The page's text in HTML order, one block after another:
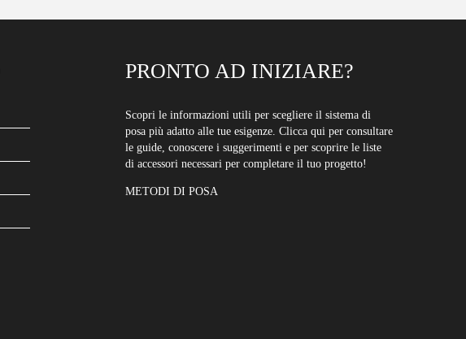
PRONTO AD INIZIARE?
Scopri le informazioni utili per scegliere il sistema di
posa più adatto alle tue esigenze. Clicca qui per consultare
le guide, conoscere i suggerimenti e per scoprire le liste
di accessori necessari per completare il tuo progetto!
METODI DI POSA